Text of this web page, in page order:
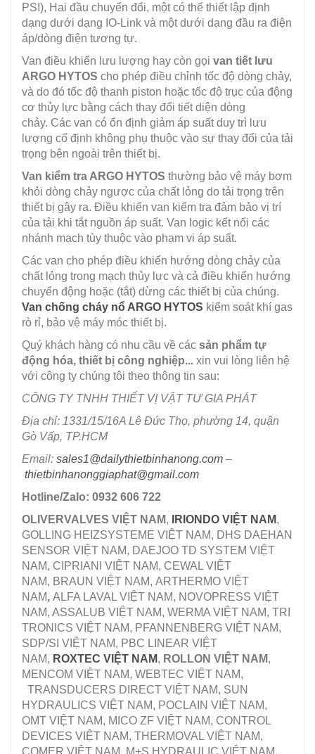
PSI), Hai đầu chuyển đổi, một có thể thiết lập định
dạng dưới dạng IO-Link và một dưới dạng đầu ra điện
áp/dòng điện tương tự.
Van điều khiển lưu lượng hay còn gọi van tiết lưu
ARGO HYTOS cho phép điều chỉnh tốc độ dòng chảy,
và do đó tốc độ thanh piston hoặc tốc độ trục của động
cơ thủy lực bằng cách thay đổi tiết diện dòng
chảy. Các van có ổn định giảm áp suất duy trì lưu
lượng cố định không phụ thuộc vào sự thay đổi của tải
trọng bên ngoài trên thiết bị.
Van kiểm tra ARGO HYTOS thường bảo vệ máy bơm
khỏi dòng chảy ngược của chất lỏng do tải trọng trên
thiết bị gây ra. Điều khiển van kiểm tra đảm bảo vị trí
của tải khi tắt nguồn áp suất. Van logic kết nối các
nhánh mạch tùy thuộc vào phạm vi áp suất.
Các van cho phép điều khiển hướng dòng chảy của
chất lỏng trong mạch thủy lực và cả điều khiển hướng
chuyển động hoặc (tắt) dừng các thiết bị của chúng.
Van chống cháy nổ ARGO HYTOS kiểm soát khí gas
rò rỉ, bảo vệ máy móc thiết bị.
Quý khách hàng có nhu cầu về các sản phẩm tự
động hóa, thiết bị công nghiệp... xin vui lòng liên hệ
với công ty chúng tôi theo thông tin sau:
CÔNG TY TNHH THIẾT VỊ VẬT TƯ GIA PHÁT
Địa chỉ: 1331/15/16A Lê Đức Thọ, phường 14, quận
Gò Vấp, TP.HCM
Email: sales1@dailythietbinhanong.com –
thietbinhanonggiaphat@gmail.com
Hotline/Zalo: 0932 606 722
OLIVERVALVES VIỆT NAM, IRIONDO VIỆT NAM,
GOLLING HEIZSYSTEME VIỆT NAM, DHS DAEHAN
SENSOR VIỆT NAM, DAEJOO TD SYSTEM VIỆT
NAM, CIPRIANI VIỆT NAM, CEWAL VIỆT
NAM, BRAUN VIỆT NAM, ARTHERMO VIỆT
NAM, ALFA LAVAL VIỆT NAM, NOVOPRESS VIỆT
NAM, ASSALUB VIỆT NAM, WERMA VIỆT NAM, TRI
TRONICS VIỆT NAM, PFANNENBERG VIỆT NAM,
SDP/SI VIỆT NAM, PBC LINEAR VIỆT
NAM, ROXTEC VIỆT NAM, ROLLON VIỆT NAM,
MENCOM VIỆT NAM, WEBTEC VIỆT NAM,
TRANSDUCERS DIRECT VIỆT NAM, SUN
HYDRAULICS VIỆT NAM, POCLAIN VIỆT NAM,
OMT VIỆT NAM, MICO ZF VIỆT NAM, CONTROL
DEVICES VIỆT NAM, THERMOVAL VIỆT NAM,
COMER VIỆT NAM, M+S HYDRAULIC VIỆT NAM,